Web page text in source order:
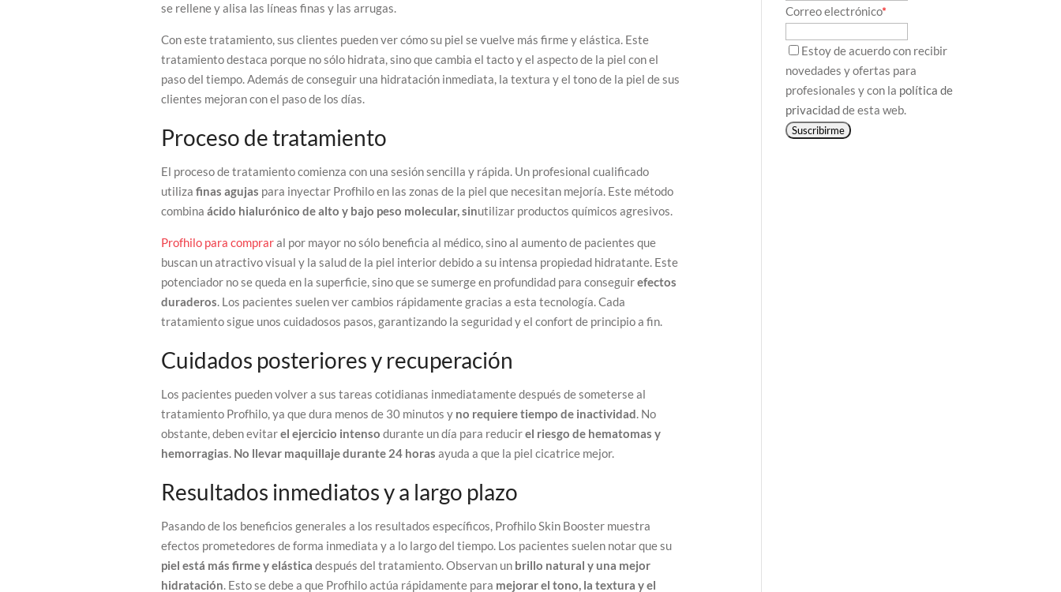
se rellene y alisa las líneas finas y las arrugas.
Con este tratamiento, sus clientes pueden ver cómo su piel se vuelve más firme y elástica. Este
tratamiento destaca porque no sólo hidrata, sino que cambia el tacto y el aspecto de la piel con el
paso del tiempo. Además de conseguir una hidratación inmediata, la textura y el tono de la piel de sus
clientes mejoran con el paso de los días.
Proceso de tratamiento
El proceso de tratamiento comienza con una sesión sencilla y rápida. Un profesional cualificado
utilizafinas agujas para inyectar Profhilo en las zonas de la piel que necesitan mejoría. Este método
combinaácido hialurónico de alto y bajo peso molecular, sinutilizar productos químicos agresivos.
Profhilo para compraral por mayor no sólo beneficia al médico, sino al aumento de pacientes que
buscan un atractivo visual y la salud de la piel interior debido a su intensa propiedad hidratante. Este
potenciador no se queda en la superficie, sino que se sumerge en profundidad para conseguirefectos
duraderos. Los pacientes suelen ver cambios rápidamente gracias a esta tecnología. Cada
tratamiento sigue unos cuidadosos pasos, garantizando la seguridad y el confort de principio a fin.
Cuidados posteriores y recuperación
Los pacientes pueden volver a sus tareas cotidianas inmediatamente después de someterse al
tratamiento Profhilo, ya que dura menos de 30 minutos y no requiere tiempo de inactividad. No
obstante, deben evitarel ejercicio intenso durante un día para reducirel riesgo de hematomas y
hemorragias. No llevar maquillaje durante 24 horas ayuda a que la piel cicatrice mejor.
Resultados inmediatos y a largo plazo
Pasando de los beneficios generales a los resultados específicos, Profhilo Skin Booster muestra
efectos prometedores de forma inmediata y a lo largo del tiempo. Los pacientes suelen notar que su
piel está más firme y elástica después del tratamiento. Observan un brillo natural y una mejor
hidratación. Esto se debe a que Profhilo actúa rápidamente para mejorar el tono, la textura y el
Correo electrónico*
Estoy de acuerdo con recibir
novedades y ofertas para
profesionales y con la política de
privacidadde esta web.
Suscribirme